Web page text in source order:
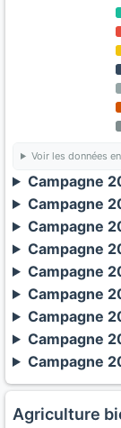
Voir les données
Campagne
Campagne
Campagne
Campagne
Campagne
Campagne
Campagne
Campagne
Campagne
Agriculture